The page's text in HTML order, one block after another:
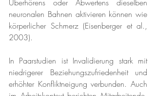
Überhörens oder Abwertens dieselben
neuronalen Bahnen aktivieren können wie
körperlicher Schmerz (Eisenberger et al.,
2003).
In Paarstudien ist Invalidierung stark mit
niedrigerer Beziehungszufriedenheit und
erhöhter Konfliktneigung verbunden. Auch